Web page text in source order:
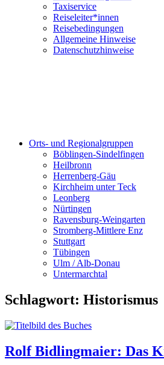
Taxiservice
Reiseleiter*innen
Reisebedingungen
Allgemeine Hinweise
Datenschutzhinweise
Orts- und Regionalgruppen
Böblingen-Sindelfingen
Heilbronn
Herrenberg-Gäu
Kirchheim unter Teck
Leonberg
Nürtingen
Ravensburg-Weingarten
Stromberg-Mittlere Enz
Stuttgart
Tübingen
Ulm / Alb-Donau
Untermarchtal
Schlagwort: Historismus
Rolf Bidlingmaier: Das